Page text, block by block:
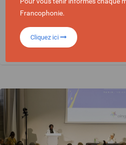
SOCIÉTÉ CIVILE
Francophonie.
Cliquez ici